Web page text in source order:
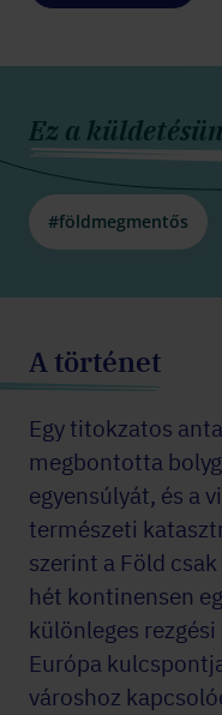
Ez a
#földmegmentős
A történet
Egy titokzatos
megbontotta
egyensúlyát, és a
természeti
szerint a Föld
hét kontinensen
különleges
Európa
városhoz